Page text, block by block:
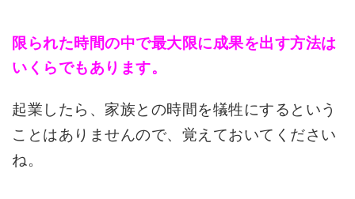
限られた時間の中で最大限に成果を出す方法は
いくらでもあります。
起業したら、家族との時間を犠牲にするという
ことはありませんので、覚えておいてください
ね。